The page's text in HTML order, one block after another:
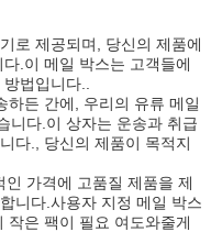
로 제공되며, 당신의 제품에
.이 메일 박스는 고객들에
법입니다..
하든 간에, 우리의 유류 메일
니다.이 상자는 운송과 취급
다., 당신의 제품이 목적지
가격에 고품질 제품을 제
니다.사용자 지정 메일 박스
작은 팩이 필요 여도와줄게